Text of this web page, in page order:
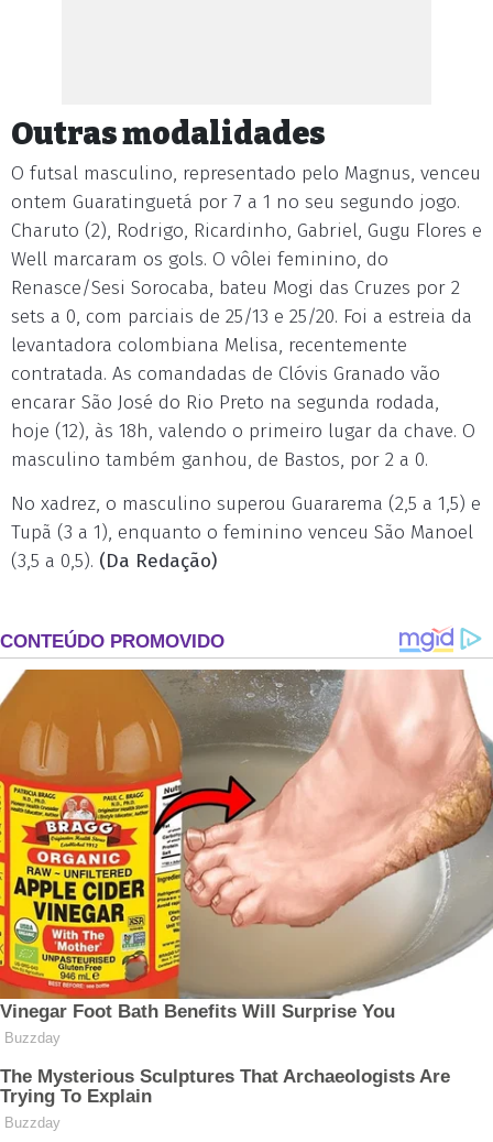
Outras modalidades
O futsal masculino, representado pelo Magnus, venceu
ontem Guaratinguetá por 7 a 1 no seu segundo jogo.
Charuto (2), Rodrigo, Ricardinho, Gabriel, Gugu Flores e
Well marcaram os gols. O vôlei feminino, do
Renasce/Sesi Sorocaba, bateu Mogi das Cruzes por 2
sets a 0, com parciais de 25/13 e 25/20. Foi a estreia da
levantadora colombiana Melisa, recentemente
contratada. As comandadas de Clóvis Granado vão
encarar São José do Rio Preto na segunda rodada,
hoje (12), às 18h, valendo o primeiro lugar da chave. O
masculino também ganhou, de Bastos, por 2 a 0.
No xadrez, o masculino superou Guararema (2,5 a 1,5) e
Tupã (3 a 1), enquanto o feminino venceu São Manoel
(3,5 a 0,5). (Da Redação)